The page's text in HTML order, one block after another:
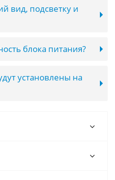
вид, подсветку и
блока питания?
установлены на